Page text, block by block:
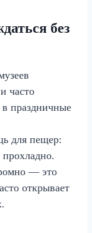
без
часто
в праздничные
для пещер:
— это
открывает